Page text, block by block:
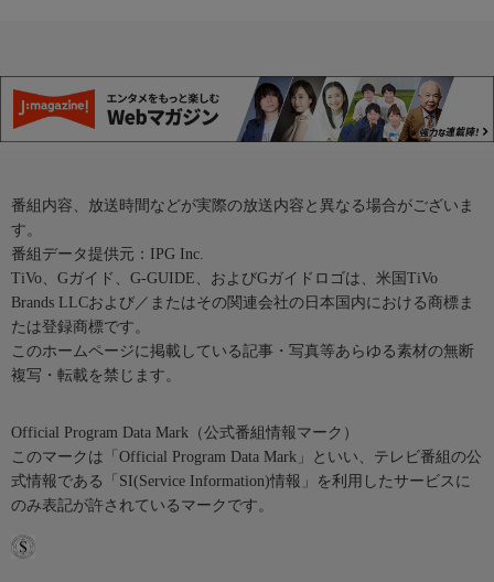
番組内容、放送時間などが実際の放送内容と異なる場合がございま
す。
番組データ提供元：IPG Inc.
TiVo、Gガイド、G-GUIDE、およびGガイドロゴは、米国TiVo
Brands LLCおよび／またはその関連会社の日本国内における商標ま
たは登録商標です。
このホームページに掲載している記事・写真等あらゆる素材の無断
複写・転載を禁じます。
Official Program Data Mark（公式番組情報マーク）
このマークは「Official Program Data Mark」といい、テレビ番組の公
式情報である「SI(Service Information)情報」を利用したサービスに
のみ表記が許されているマークです。